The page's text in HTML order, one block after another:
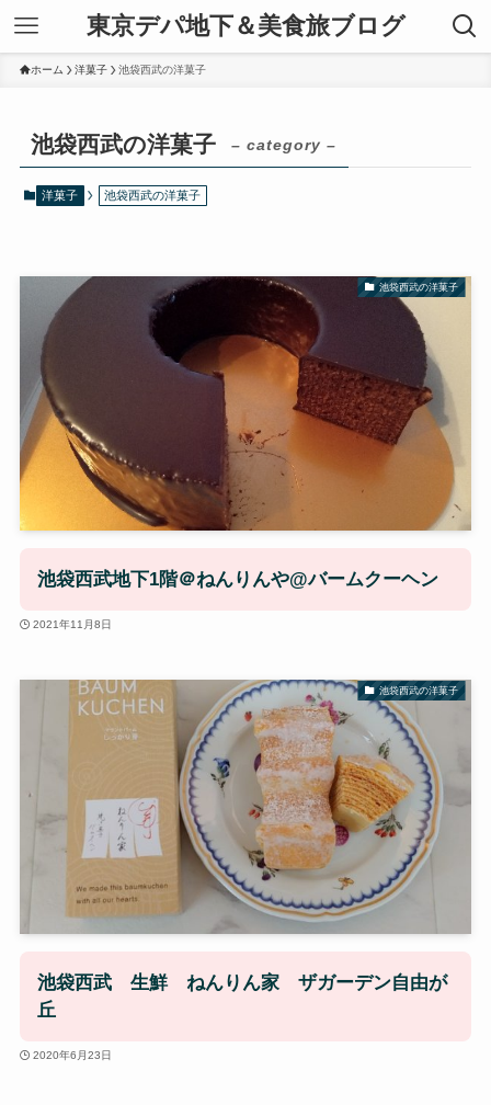
東京デパ地下＆美食旅ブログ
ホーム 洋菓子 池袋西武の洋菓子
池袋西武の洋菓子 – category –
洋菓子 池袋西武の洋菓子
池袋西武の洋菓子
池袋西武地下1階＠ねんりんや@バームクーヘン
2021年11月8日
池袋西武の洋菓子
池袋西武 生鮮 ねんりん家 ザガーデン自由が
丘
2020年6月23日